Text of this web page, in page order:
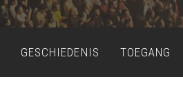
GESCHIEDENIS TOEGANG